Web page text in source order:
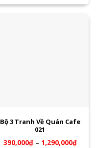
Bộ 3 Tranh Về Quán Cafe
021
390,000₫– 1,290,000₫